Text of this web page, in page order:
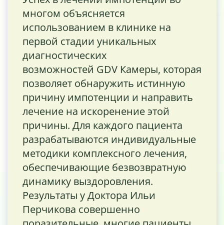
многом объясняется
использованием в клинике на
первой стадии уникальных
диагностических
возможностей GDV Камеры, которая
позволяет обнаружить истинную
причину импотенции и направить
лечение на искоренение этой
причины. Для каждого пациента
разрабатываются индивидуальные
методики комплексного лечения,
обеспечивающие безвозвратную
динамику выздоровления.
Результаты у Доктора Ильи
Перчикова совершенно